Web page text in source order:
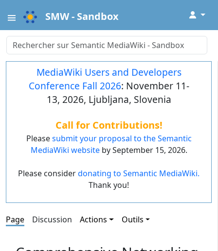
SMW - Sandbox ↓
MediaWiki Users and Developers
Conference Fall 2026: November 11-
13, 2026, Ljubljana, Slovenia
Call for Contributions!
Pleasesubmit your proposal to the Semantic
MediaWiki websiteby September 15, 2026.
Please considerdonating to Semantic MediaWiki.
Thank you!
Page Discussion Actions Outils